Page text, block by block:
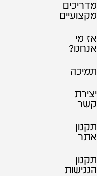
מדריכים
מקצועיים
אז מי
אנחנו?
תמיכה
יצירת
קשר
תקנון
אתר
תקנון
הנגישות